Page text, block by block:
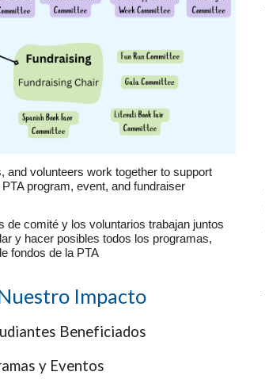
volunteers work together to support
program, event, and fundraiser
de comité y los voluntarios trabajan juntos
y hacer posibles todos los programas,
fondos de la PTA
Impacto
Beneficiados
y Eventos